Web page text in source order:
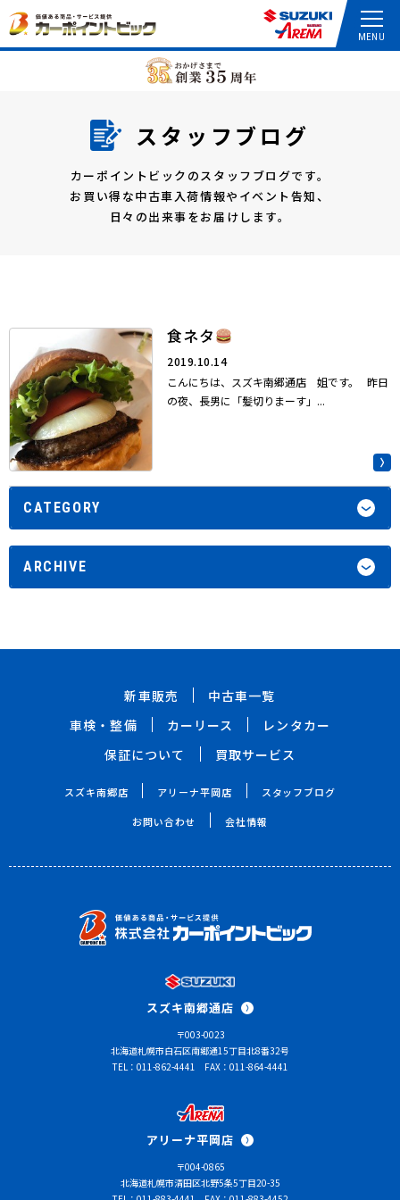
スタッフブログ
カーポイントビックのスタッフブログです。
お買い得な中古車入荷情報やイベント告知、
日々の出来事をお届けします。
食ネタ
2019.10.14
こんにちは、スズキ南郷通店 姐です。 昨日
の夜、長男に「髪切りまーす」...
CATEGORY
ARCHIVE
新車販売
中古車一覧
車検・整備
カーリース
レンタカー
保証について
買取サービス
スズキ南郷店 アリーナ平岡店 スタッフブログ
お問い合わせ 会社情報
スズキ南郷通店
〒003-0023
北海道札幌市白石区南郷通15丁目北8番32号
TEL：011-862-4441
FAX：011-864-4441
アリーナ平岡店
〒004-0865
北海道札幌市清田区北野5条5丁目20-35